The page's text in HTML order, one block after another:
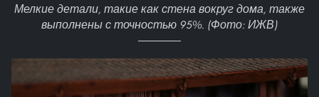
Мелкие детали, такие как стена вокруг дома, также
выполнены с точностью 95%. (Фото: ИЖВ)